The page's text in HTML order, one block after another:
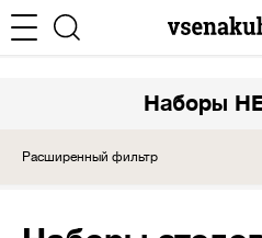
Наборы
Расширенный фильтр